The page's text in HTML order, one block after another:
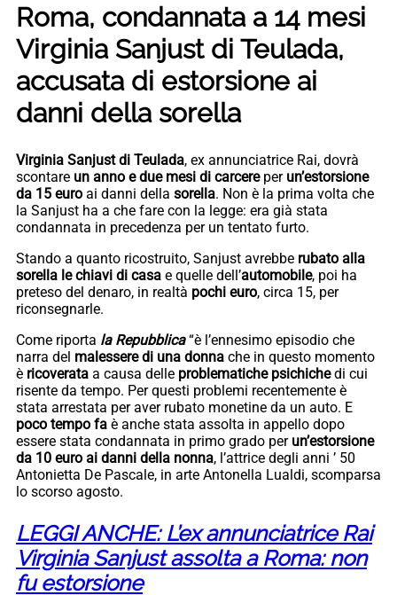
Roma, condannata a 14 mesi
Virginia Sanjust di Teulada,
accusata di estorsione ai
danni della sorella
Virginia Sanjust di Teulada, ex annunciatrice Rai, dovrà
scontare un anno e due mesi di carcereper un’estorsione
da 15 euro ai danni della sorella. Non è la prima volta che
la Sanjust ha a che fare con la legge: era già stata
condannata in precedenza per un tentato furto.
Stando a quanto ricostruito, Sanjust avrebbe rubato alla
sorella le chiavi di casa e quelle dell’automobile, poi ha
preteso del denaro, in realtà pochi euro, circa 15, per
riconsegnarle.
Come riporta la Repubblica“è l’ennesimo episodio che
narra del malessere di una donna che in questo momento
è ricoverata a causa delle problematiche psichichedi cui
risente da tempo. Per questi problemi recentemente è
stata arrestata per aver rubato monetine da un auto. E
poco tempo fa è anche stata assolta in appello dopo
essere stata condannata in primo grado perun’estorsione
da 10 euro ai danni della nonna, l’attrice degli anni ’ 50
Antonietta De Pascale, in arte Antonella Lualdi, scomparsa
lo scorso agosto.
LEGGI ANCHE: L’ex annunciatrice Rai
Virginia Sanjust assolta a Roma: non
fu estorsione